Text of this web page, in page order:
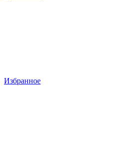
Избранное